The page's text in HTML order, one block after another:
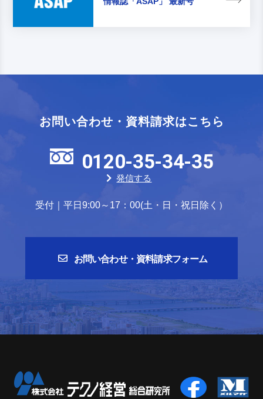
お問い合わせ・資料請求はこちら
0120-35-34-35
発信する
受付｜平日9:00～17：00(土・日・祝日除く）
お問い合わせ・資料請求フォーム